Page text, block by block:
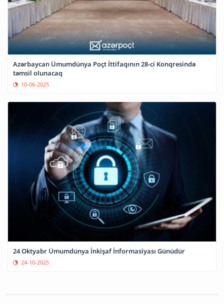
Azərbaycan Ümumdünya Poçt İttifaqının 28-ci Konqresində
təmsil olunacaq
10-06-2025
24 Oktyabr Ümumdünya İnkişaf İnformasiyası Günüdür
24-10-2025